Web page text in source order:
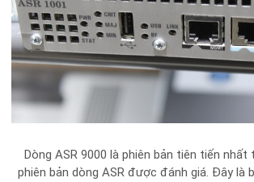
Dòng ASR 9000 là phiên bản tiên tiến
phiên bản dòng ASR được đánh giá. Đây là